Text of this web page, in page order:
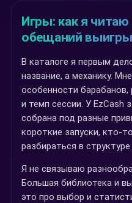
Игры: как я читаю
обещаний
В каталогe я первым
название, а механику.
особенности
и темп сессии. У EzCash
собрана под разные
короткие запуски, кто-
разбираться в
Я не связываю
Большая библиотека и
это про выбор и